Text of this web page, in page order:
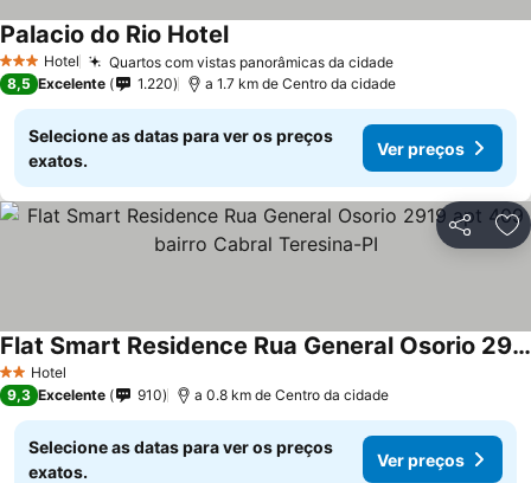
3 EstrelasHotel Quartos com vistas panorâmicas da cidadeVer preços
Palacio do Rio HotelVer preços
8,5 Excelente 1.220 a 1.7 km de Centro da cidade
Selecione as datas para ver os preços
exatos.
Ver preços
Partilhar
2 Estrelas
Hotel
Flat Smart Residence Rua General Osorio 2919 apt 409 bairro Cabral Teresina-PI
Ver preços
9,3 Excelente 910 a 0.8 km de Centro da cidade
Selecione as datas para ver os preços
exatos.
Ver preços